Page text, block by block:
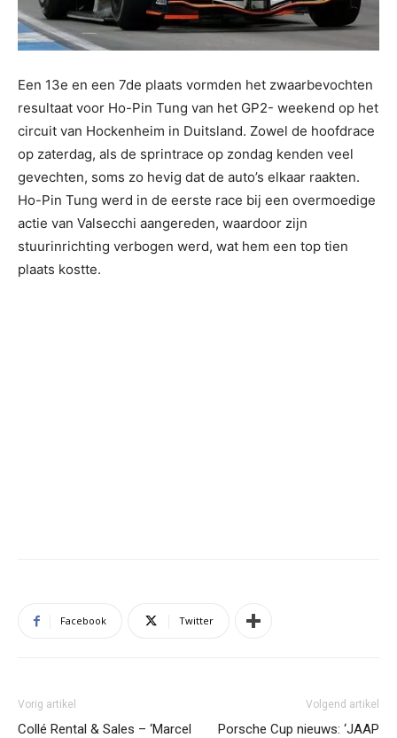
Een 13e en een 7de plaats vormden het zwaarbevochten
resultaat voor Ho-Pin Tung van het GP2- weekend op het
circuit van Hockenheim in Duitsland. Zowel de hoofdrace
op zaterdag, als de sprintrace op zondag kenden veel
gevechten, soms zo hevig dat de auto’s elkaar raakten.
Ho-Pin Tung werd in de eerste race bij een overmoedige
actie van Valsecchi aangereden, waardoor zijn
stuurinrichting verbogen werd, wat hem een top tien
plaats kostte.
Facebook Twitter
Vorig artikel
Collé Rental & Sales – ‘Marcel
Volgend artikel
Porsche Cup nieuws: ‘JAAP